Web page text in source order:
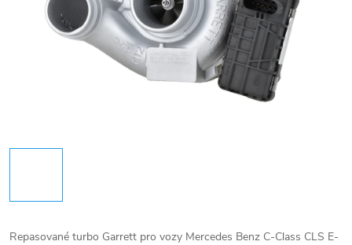
Repasované turbo Garrett pro vozy Mercedes Benz C-Class CLS E-